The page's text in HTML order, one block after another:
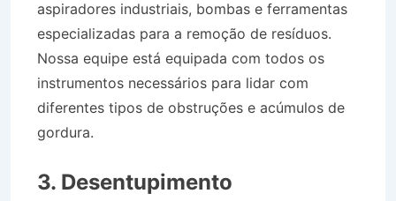
aspiradores industriais, bombas e ferramentas
especializadas para a remoção de resíduos.
Nossa equipe está equipada com todos os
instrumentos necessários para lidar com
diferentes tipos de obstruções e acúmulos de
gordura.
3. Desentupimento